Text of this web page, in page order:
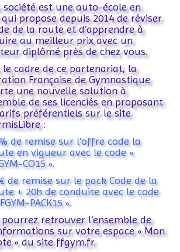
société est une auto-école en
propose depuis 2014 de réviser
de la route et d’apprendre à
au meilleur prix avec un
diplômé près de chez vous.
le cadre de ce partenariat, la
Française de Gymnastique
une nouvelle solution à
de ses licenciés en proposant
préférentiels sur le site
:
de remise sur l’offre code la
en vigueur avec le code «
CO15 ».
de remise sur le pack Code de la
+ 20h de conduite avec le code
PACK15 ».
pourrez retrouver l’ensemble de
sur votre espace « Mon
» du siteffgym.fr.